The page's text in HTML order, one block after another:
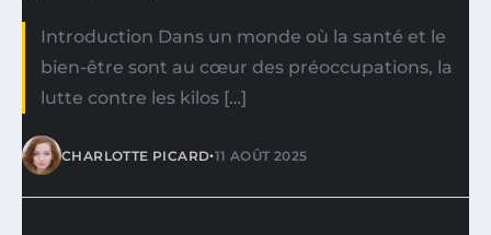
Introduction Dans un monde où la santé et le
bien-être sont au cœur des préoccupations, la
lutte contre les kilos […]
CHARLOTTE PICARD•11 AOÛT 2025